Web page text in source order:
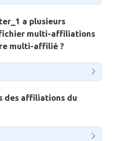
a plusieurs
multi-affiliations
multi-affilié ?
des affiliations du